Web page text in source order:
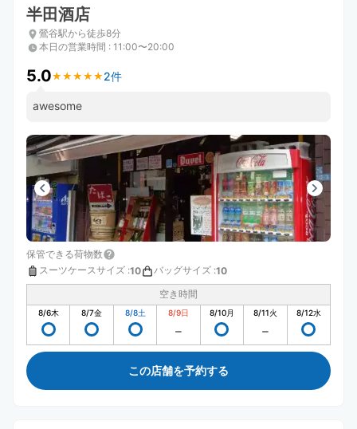
半田酒店
鶯谷駅から徒歩8分
本日の営業時間 : 11:00〜20:00
5.0★ ★ ★ ★ ★
★ ★ ★ ★ ★ 2件
awesome
保管できる荷物数
スーツケースサイズ :10 バッグサイズ :10
空き時間
8/6木 8/7金 8/8土 8/9日 8/10月 8/11火 8/12水
この店舗を予約する